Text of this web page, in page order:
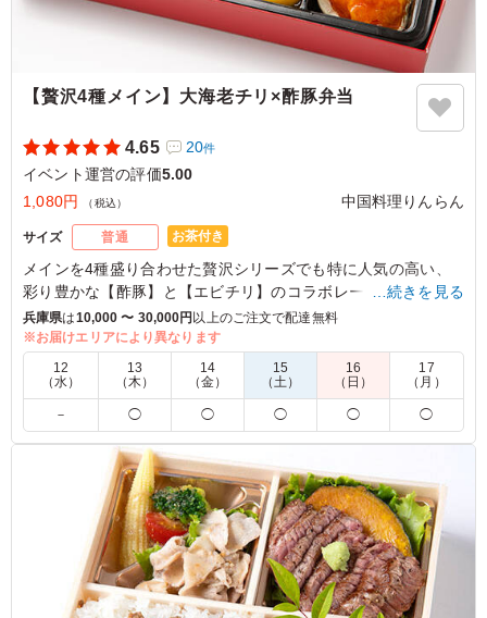
【贅沢4種メイン】大海老チリ×酢豚弁当
4.65 20件
イベント運営の評価5.00
1,080円
（税込） 中国料理りんらん
サイズ 普通 お茶付き
メインを4種盛り合わせた贅沢シリーズでも特に人気の高い、
彩り豊かな【酢豚】と【エビチリ】のコラボレーション。迷っ
たらこちらでまず間違いありません。
※ご飯の種類がお選びいただけます。プルダウンよりご選択く
ださい。
※340ml缶茶在庫切れの際、他の容量になることがあります。
ご了承ください。
株式会社ゼネテック
酢豚・エビ・ささみ・春巻きなど、中華の主要なおかずの
他、3色丼（錦糸卵・肉そぼろ・キムチ）と、たくさんの
味をひとつの弁当で味わうことができて満足です。一緒に
食べた方々にはとても好評でした。
…続きを見る
兵庫県は10,000 〜 30,000円以上のご注文で配達無料
※お届けエリアにより異なります
12
（水）
13
（木）
14
（金）
15
（土）
16
（日）
17
（月）
－ ◯ ◯ ◯ ◯ ◯